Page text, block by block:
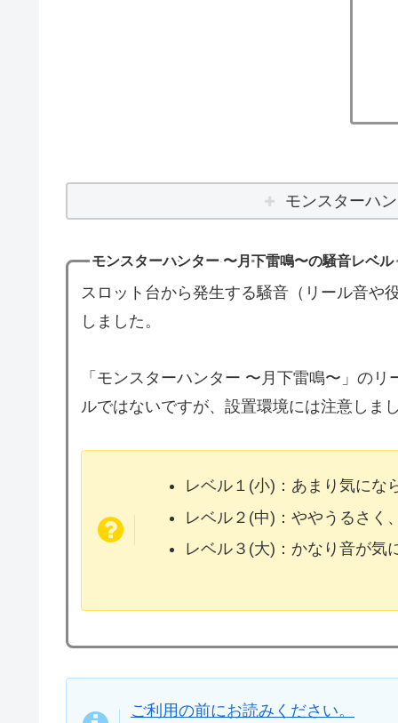
モンスターハ
モンスターハンター 〜月下雷鳴〜の騒音レベル
スロット台から発生する騒音（リール音や
しました。
「モンスターハンター 〜月下雷鳴〜」の
ルではないですが、設置環境には注意しま
レベル１(小)：あまり気にな
レベル２(中)：ややうるさく
レベル３(大)：かなり音が気
ご利用の前にお読みください。